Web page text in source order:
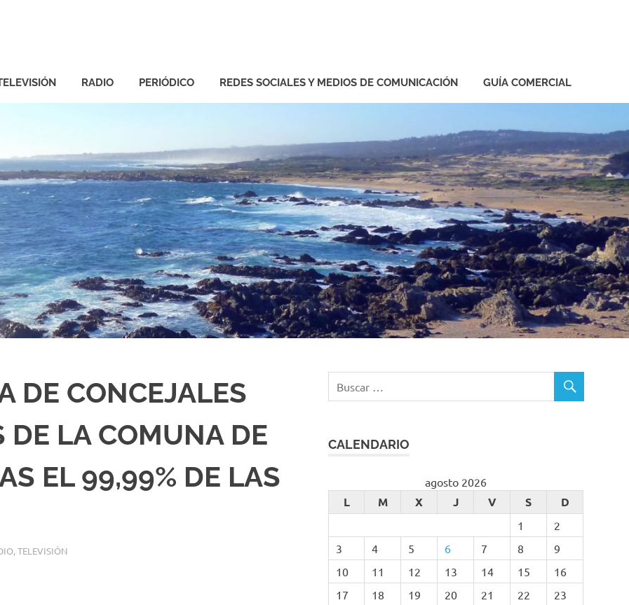
RADIO PERIÓDICO REDES SOCIALES Y MEDIOS DE COMUNICACIÓN GUÍA COMERCIAL
DE CONCEJALES
DE LA COMUNA DE
EL 99,99% DE LAS
,TELEVISIÓN
CALENDARIO
agosto 2026
L M X J V S D
1
2
3
4 5 6 7 8
9
10
11 12 13 14 15
16
17
18 19 20 21 22
23